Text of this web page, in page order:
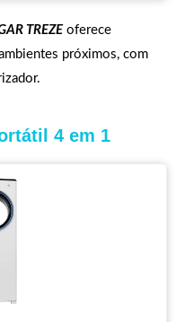
TREZE oferece
próximos, com
4 em 1